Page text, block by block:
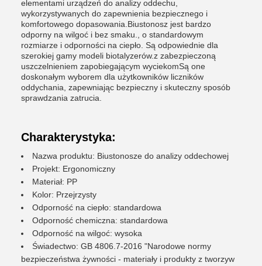
elementami urządzeń do analizy oddechu,
wykorzystywanych do zapewnienia bezpiecznego i
komfortowego dopasowania.Biustonosz jest bardzo
odporny na wilgoć i bez smaku., o standardowym
rozmiarze i odporności na ciepło. Są odpowiednie dla
szerokiej gamy modeli biotalyzerów.z zabezpieczoną
uszczelnieniem zapobiegającym wyciekomSą one
doskonałym wyborem dla użytkowników liczników
oddychania, zapewniając bezpieczny i skuteczny sposób
sprawdzania zatrucia.
Charakterystyka:
Nazwa produktu: Biustonosze do analizy oddechowej
Projekt: Ergonomiczny
Materiał: PP
Kolor: Przejrzysty
Odporność na ciepło: standardowa
Odporność chemiczna: standardowa
Odporność na wilgoć: wysoka
Świadectwo: GB 4806.7-2016 "Narodowe normy
bezpieczeństwa żywności - materiały i produkty z tworzyw